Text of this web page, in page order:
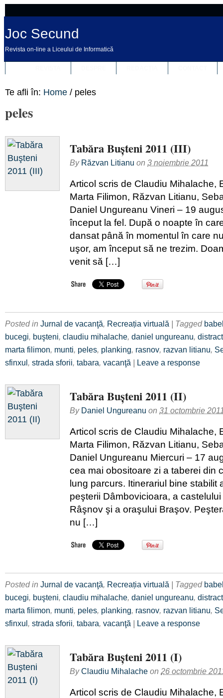
Joc Secund
Revista on-line a Liceului de Informatică
Te afli în: Home / peles
peles
Tabăra Buşteni 2011 (III)
By Răzvan Litianu on 3 noiembrie 2011
Articol scris de Claudiu Mihalache,
Marta Filimon, Răzvan Litianu,
Daniel Ungureanu Vineri – 19
început la fel. După o noapte în
dansat până în momentul în care
uşor, am început să ne trezim.
venit să […]
Posted in Jurnal de vacanţă, Recreația virtuală | Tagged
bucegi, buşteni, claudiu mihalache, daniel ungureanu,
marta filimon, munti, peles, planking, rasnov, razvan litianu,
sfinxul, strada sforii, tabara, vacanţă | Leave a response
Tabăra Buşteni 2011 (II)
By Daniel Ungureanu on 31 octombrie
Articol scris de Claudiu Mihalache,
Marta Filimon, Răzvan Litianu,
Daniel Ungureanu Miercuri – 17
cea mai obositoare zi a taberei din
lung parcurs. Itinerariul bine stabilit
peşterii Dâmbovicioara, a
Râşnov şi a oraşului Braşov.
nu […]
Posted in Jurnal de vacanţă, Recreația virtuală | Tagged
bucegi, buşteni, claudiu mihalache, daniel ungureanu,
marta filimon, munti, peles, planking, rasnov, razvan litianu,
sfinxul, strada sforii, tabara, vacanţă | Leave a response
Tabăra Buşteni 2011 (I)
ByClaudiu Mihalache on 26 octombrie
Articol scris de Claudiu Mihalache,